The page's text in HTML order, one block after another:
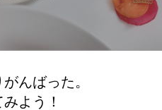
んばった。
よう！